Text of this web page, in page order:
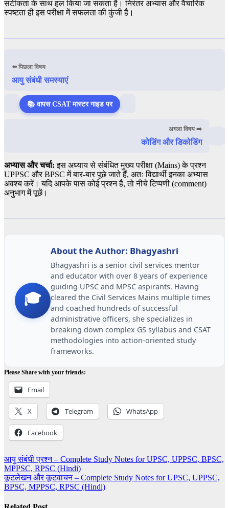
सटीकता के साथ हल किया जा सकता है। निरंतर अभ्यास और वैचारिक
स्पष्टता ही इस परीक्षा में सफलता की कुंजी है।
⬅️ पिछला विषय
आयु संबंधी समस्याएं
📚 वापस CSAT मास्टर गाइड पर
अगला विषय ➡️
कोडिंग और डिकोडिंग
अभ्यास और चर्चा: इस अध्याय से संबंधित मुख्य परीक्षा (Mains) के प्रश्न
UPPSC और BPSC में बार-बार पूछे जाते हैं, अतः विद्यार्थी इनका अभ्यास
अवश्य करें। यदि आपके पास कोई प्रश्न है, तो नीचे टिप्पणी (comment)
अनुभाग में पूछें।
🎓
About the Author: Bhagyashri
Bhagyashri is a senior civil services mentor
and educator with over 8 years of experience
guiding UPSC and MPSC aspirants. Having
cleared the Civil Services Mains multiple times
and coached hundreds of successful
administrative officers, she specializes in
breaking down complex GS syllabus and CSAT
methodologies into action-oriented study
frameworks.
Please Share with your friends:
Email
X Telegram WhatsApp
Facebook
Post
navigation
आयु संबंधी प्रश्न – Complete Study Notes for UPSC, UPPSC, BPSC,
MPPSC, RPSC (Hindi)
कूटलेखन और कूटवाचन – Complete Study Notes for UPSC, UPPSC,
BPSC, MPPSC, RPSC (Hindi)